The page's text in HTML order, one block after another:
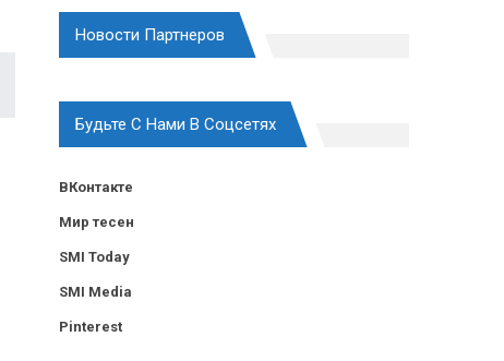
Новости Партнеров
Будьте С Нами В Соцсетях
ВКонтакте
Мир тесен
SMI Today
SMI Media
Pinterest